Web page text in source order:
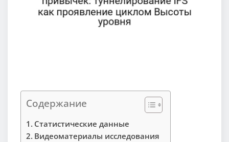
Содержание
Статистические данные
Видеоматериалы исследования